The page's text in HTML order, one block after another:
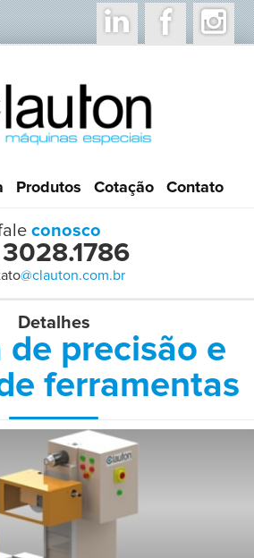
Produtos Cotação Contato
conosco
3028.1786
@clauton.com.br
Detalhes
de precisão e
ferramentas